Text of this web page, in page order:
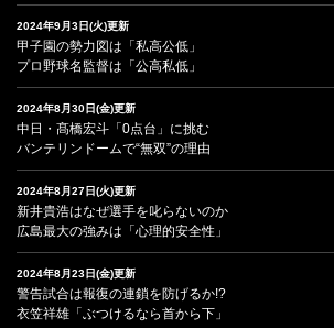
2024年9月3日(火)更新
甲子園の勢力図は「私高公低」
プロ野球名監督は「公高私低」
2024年8月30日(金)更新
中日・髙橋宏斗「0点台」に挑む
バンテリンドームで“無双”の理由
2024年8月27日(火)更新
新井貴浩はなぜ選手を叱らないのか
広島最大の強みは「心理的安全性」
2024年8月23日(金)更新
警告試合は報復の連鎖を防げるか!?
衣笠祥雄「ぶつけるなら首から下」